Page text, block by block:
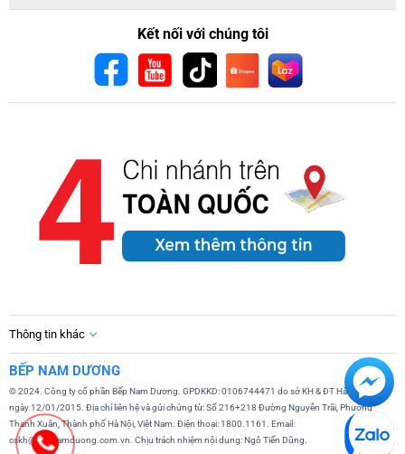
Kết nối với chúng tôi
Thông tin khác
BẾP NAM DƯƠNG
© 2024. Công ty cổ phần Bếp Nam Dương. GPDKKD: 0106744471 do sở KH & ĐT Hà Nội cấp
ngày 12/01/2015. Địa chỉ liên hệ và gửi chứng từ: Số 216+218 Đường Nguyễn Trãi, Phường
Thanh Xuân, Thành phố Hà Nội, Việt Nam. Điện thoại: 1800.1161. Email:
cskh@bepnamduong.com.vn. Chịu trách nhiệm nội dung: Ngô Tiến Dũng.